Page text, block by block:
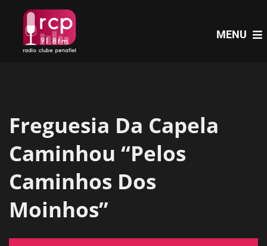
content
MENU
PROGRAMAS
Freguesia Da Capela
Caminhou “Pelos
Caminhos Dos
Moinhos”